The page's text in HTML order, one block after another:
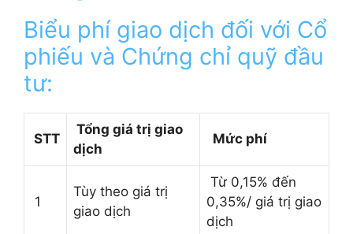
Biểu phí giao dịch đối với Cổ
phiếu và Chứng chỉ quỹ đầu
tư:
STT
Tổng giá trị giao
dịch
Mức phí
1
Tùy theo giá trị
giao dịch
Từ 0,15% đến
0,35%/ giá trị giao
dịch